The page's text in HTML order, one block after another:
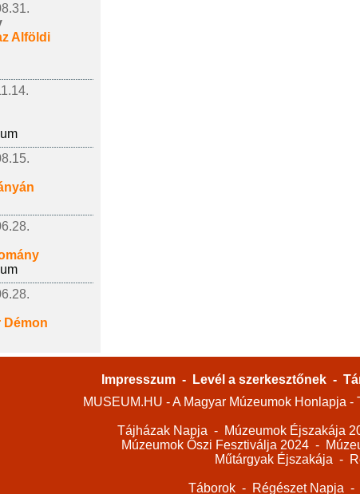
Alföldi
Démon
Impresszum - Levél a szerkesztőnek -
MUSEUM.HU - A Magyar Múzeumok Honlapja
Tájházak Napja - Múzeumok Éjszakája
Múzeumok Őszi Fesztiválja 2024 -
Műtárgyak Éjszakája -
Táborok - Régészet Napja -